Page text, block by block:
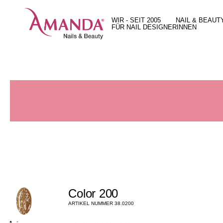
WIR - SEIT 2005 NAIL &
FÜR NAIL DESIGNERINNEN
Color 200
ARTIKEL NUMMER 38.0200